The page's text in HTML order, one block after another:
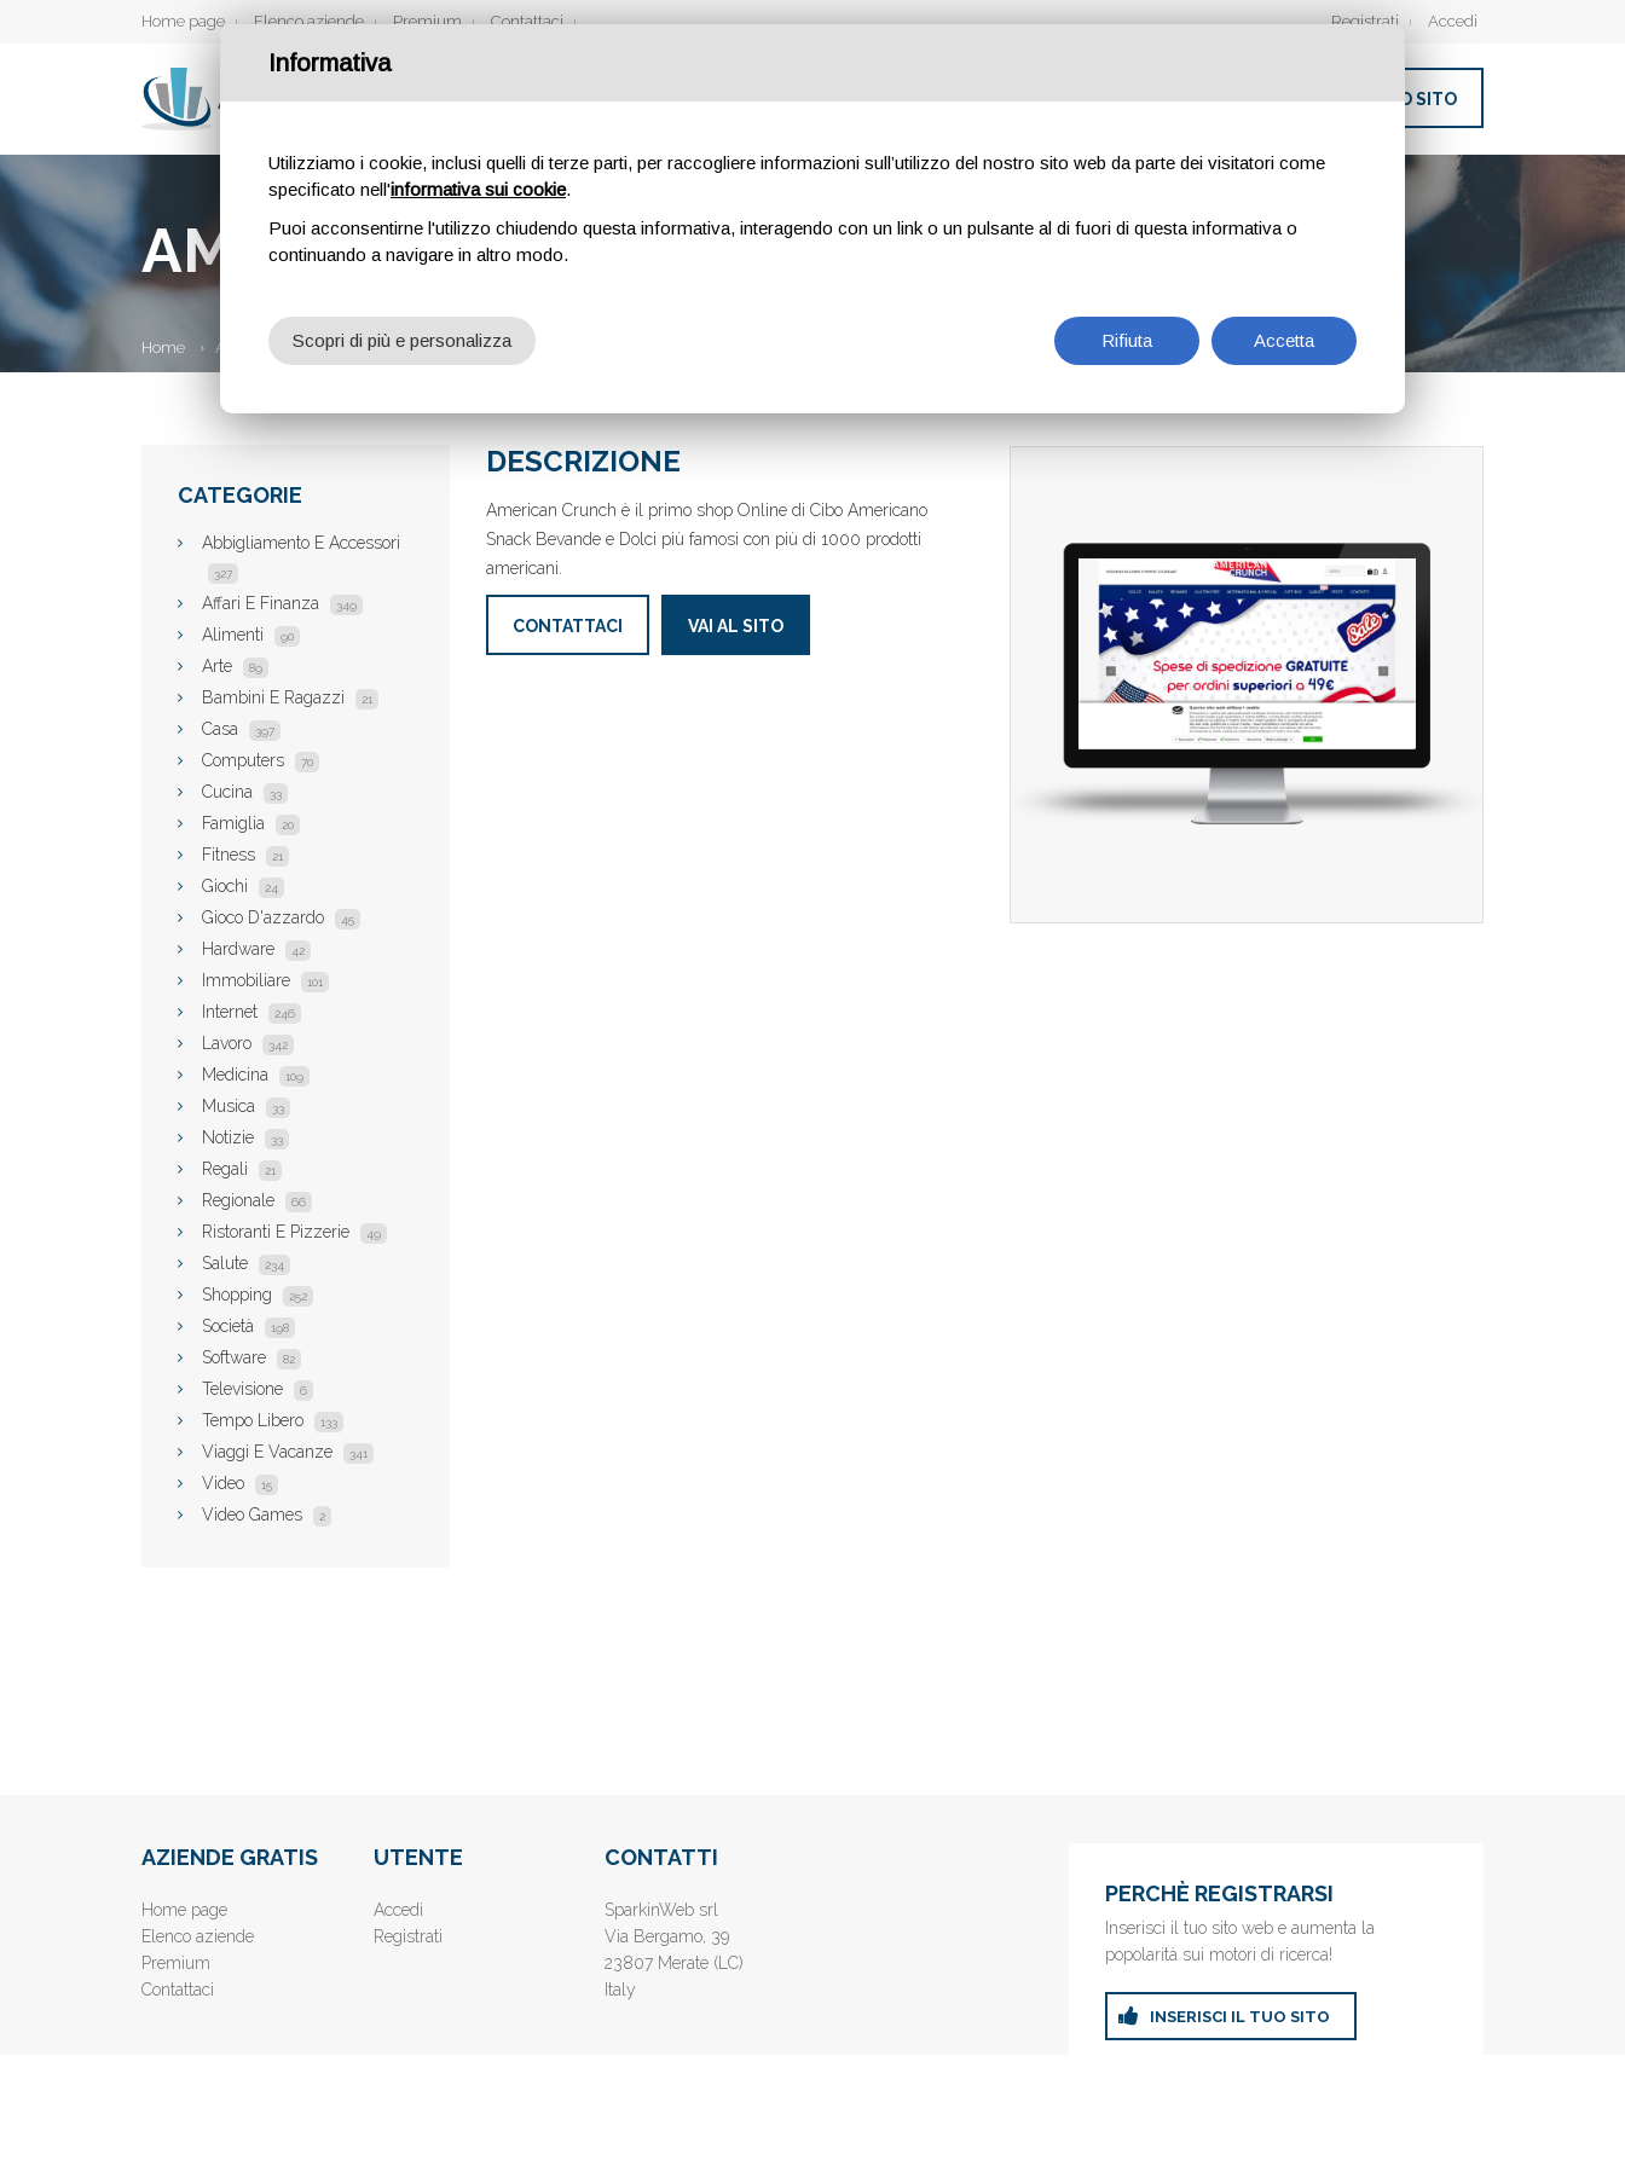
Home page Elenco aziende Premium Contattaci Registrati Accedi
INSERISCI IL TUO SITO
AMERICAN CRUNCH
Home Aziende American Crunch
CATEGORIE
Abbigliamento E Accessori
327
Affari E Finanza 349
Alimenti 90
Arte 89
Bambini E Ragazzi 21
Casa 397
Computers 70
Cucina 33
Famiglia 20
Fitness 21
Giochi 24
Gioco D'azzardo 45
Hardware 42
Immobiliare 101
Internet 246
Lavoro 342
Medicina 109
Musica 33
Notizie 33
Regali 21
Regionale 66
Ristoranti E Pizzerie 49
Salute 234
Shopping 252
Società 198
Software 82
Televisione 6
Tempo Libero 133
Viaggi E Vacanze 341
Video 15
Video Games 2
DESCRIZIONE
American Crunch è il primo shop Online di Cibo Americano
Snack Bevande e Dolci più famosi con più di 1000 prodotti
americani.
CONTATTACI VAI AL SITO
AZIENDE GRATIS
Home page
Elenco aziende
Premium
Contattaci
UTENTE
Accedi
Registrati
CONTATTI
SparkinWeb srl
Via Bergamo, 39
23807 Merate (LC)
Italy
PERCHÈ REGISTRARSI
Inserisci il tuo sito web e aumenta la
popolarità sui motori di ricerca!
INSERISCI IL TUO SITO
Informativa
Utilizziamo i cookie, inclusi quelli di terze parti, per raccogliere informazioni sull’utilizzo del nostro sito web da parte dei visitatori come
specificato nell'informativa sui cookie.
Puoi acconsentirne l'utilizzo chiudendo questa informativa, interagendo con un link o un pulsante al di fuori di questa informativa o
continuando a navigare in altro modo.
Rifiuta Accetta
Scopri di più e personalizza